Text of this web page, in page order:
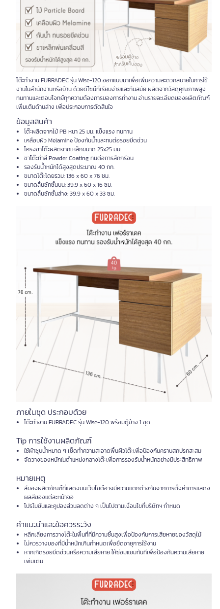
โต๊ะทำงาน FURRADEC รุ่น Wise-120 ออกแบบมาเพื่อเพิ่มความสะดวกสบายในการใช้
งานในสำนักงานหรือบ้าน ด้วยดีไซน์ที่เรียบง่ายและทันสมัย ผลิตจากวัสดุคุณภาพสูง
ทนทานและตอบโจทย์ทุกความต้องการของการทำงาน อ่านรายละเอียดของผลิตภัณฑ์
เพิ่มเติมด้านล่าง เพื่อประกอบการตัดสินใจ
ข้อมูลสินค้า
โต๊ะผลิตจากไม้ PB หนา 25 มม. แข็งแรง ทนทาน
เคลือบผิว Melamine ป้องกันน้ำและทนต่อรอยขีดข่วน
โครงขาโต๊ะผลิตจากเหล็กขนาด 25x25 มม.
ขาโต๊ะทำสี Powder Coating ทนต่อการสึกกร่อน
รองรับน้ำหนักได้สูงสุดประมาณ 40 กก.
ขนาดโต๊ะโดยรวม: 136 x 60 x 76 ซม.
ขนาดลิ้นชักชั้นบน: 39.9 x 60 x 16 ซม.
ขนาดลิ้นชักชั้นล่าง: 39.9 x 60 x 33 ซม.
ภายในชุด ประกอบด้วย
โต๊ะทำงาน FURRADEC รุ่น Wise-120 พร้อมตู้ข้าง 1 ชุด
Tip การใช้งานผลิตภัณฑ์
ใช้ผ้าชุบน้ำหมาด ๆ เช็ดทำความสะอาดพื้นผิวโต๊ะเพื่อป้องกันคราบสกปรกสะสม
จัดวางของหนักในตำแหน่งกลางโต๊ะเพื่อการรองรับน้ำหนักอย่างมีประสิทธิภาพ
หมายเหตุ
สีของผลิตภัณฑ์ที่แสดงบนเว็บไซต์อาจมีความแตกต่างกันจากการตั้งค่าการแสดง
ผลสีของแต่ละหน้าจอ
โปรโมชันและคูปองส่วนลดต่าง ๆ เป็นไปตามเงื่อนไขที่บริษัทฯ กำหนด
คำแนะนำและข้อควรระวัง
หลีกเลี่ยงการวางโต๊ะในพื้นที่ที่มีความชื้นสูงเพื่อป้องกันการเสียหายของวัสดุไม้
ไม่ควรวางของที่มีน้ำหนักเกินกำหนดเพื่อยืดอายุการใช้งาน
หากเกิดรอยขีดข่วนหรือความเสียหาย ให้ซ่อมแซมทันทีเพื่อป้องกันความเสียหาย
เพิ่มเติม